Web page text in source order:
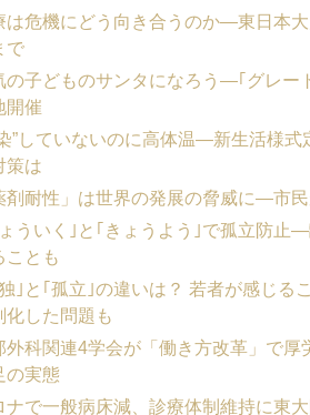
は危機にどう向き合うのか―東日本
で
の子どものサンタになろう―｢グレー
開催
”していないのに高体温―新生活様
策は
剤耐性」は世界の発展の脅威に―市
ういく｣と｢きょうよう｣で孤立防止
ことも
｣と｢孤立｣の違いは？ 若者が感じ
化した問題も
外科関連4学会が「働き方改革」で
の実態
ナで一般病床減、診療体制維持に東